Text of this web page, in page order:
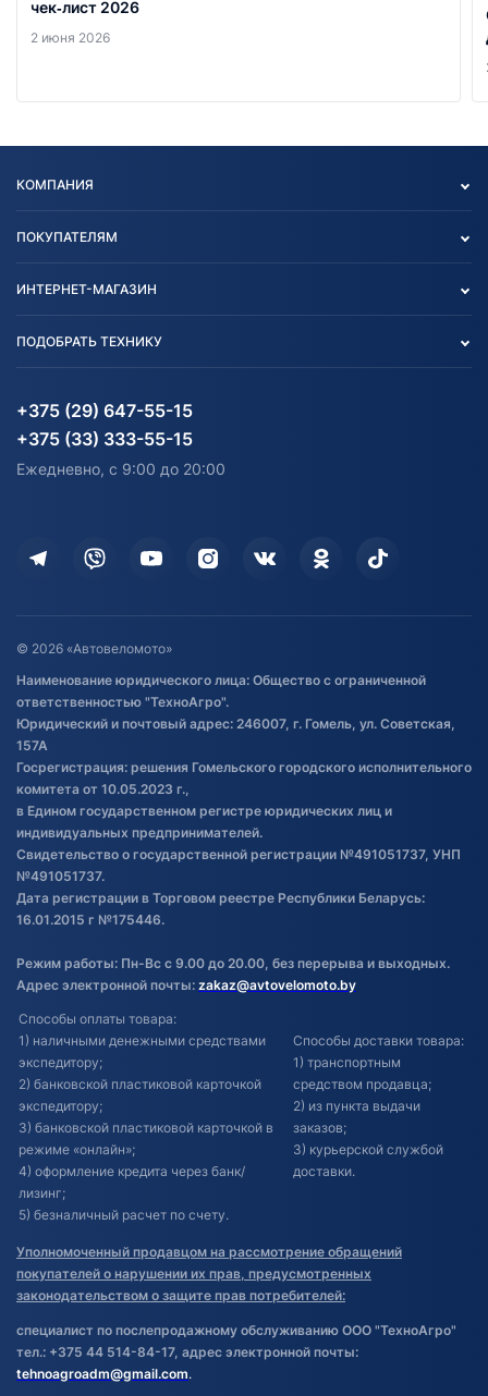
чек‑лист 2026
2 июня 2026
КОМПАНИЯ
Блог
Карта сайта
ПОКУПАТЕЛЯМ
Согласие на обработку
Информация до получения
согласия на обработку
Дополнительные услуги
Оставить отзыв
Договор публичной оферты
Обработка файлов cookie
Постановка транспорта на учет
Обновления в ЭПТС 2024
ИНТЕРНЕТ-МАГАЗИН
Агротехника
Водный транспорт
Электротранспорт
ПОДОБРАТЬ ТЕХНИКУ
Агротехника
Электротранспорт
+375 (29) 647-55-15
+375 (33) 333-55-15
Ежедневно, с 9:00 до 20:00
© 2026 «Автовеломото»
Наименование юридического лица: Общество с ограниченной
ответственностью "ТехноАгро".
Юридический и почтовый адрес: 246007, г. Гомель, ул. Советская,
157А
Госрегистрация: решения Гомельского городского исполнительного
комитета от 10.05.2023 г.,
в Едином государственном регистре юридических лиц и
индивидуальных предпринимателей.
Свидетельство о государственной регистрации №491051737, УНП
№491051737.
Дата регистрации в Торговом реестре Республики Беларусь:
16.01.2015 г №175446.
Режим работы: Пн-Вс с 9.00 до 20.00, без перерыва и выходных.
Адрес электронной почты: zakaz@avtovelomoto.by
Способы оплаты товара:
1) наличными денежными средствами
экспедитору;
2) банковской пластиковой карточкой
экспедитору;
3) банковской пластиковой карточкой в
режиме «онлайн»;
4) оформление кредита через банк/
лизинг;
5) безналичный расчет по счету.
Способы доставки товара:
1) транспортным
средством продавца;
2) из пункта выдачи
заказов;
3) курьерской службой
доставки.
Уполномоченный продавцом на рассмотрение обращений
покупателей о нарушении их прав, предусмотренных
законодательством о защите прав потребителей:
специалист по послепродажному обслуживанию ООО "ТехноАгро"
тел.: +375 44 514-84-17, адрес электронной почты:
tehnoagroadm@gmail.com.